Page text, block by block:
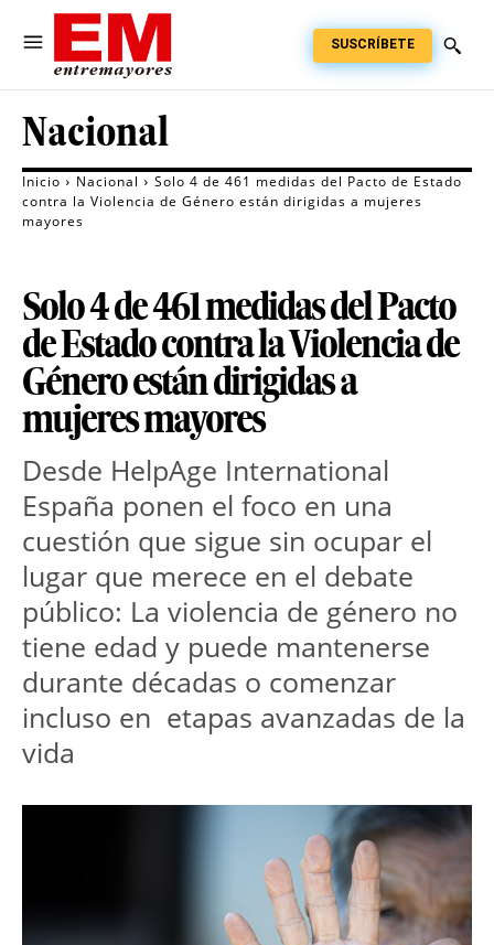
SUSCRÍBETE
Nacional
Inicio Nacional
Solo 4 de 461 medidas del Pacto de Estado
contra la Violencia de Género están dirigidas a mujeres
mayores
Solo 4 de 461 medidas del Pacto
de Estado contra la Violencia de
Género están dirigidas a
mujeres mayores
Desde HelpAge International
España ponen el foco en una
cuestión que sigue sin ocupar el
lugar que merece en el debate
público: La violencia de género no
tiene edad y puede mantenerse
durante décadas o comenzar
incluso en  etapas avanzadas de la
vida